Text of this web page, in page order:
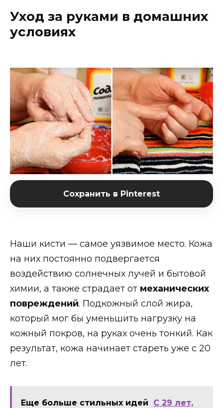
Уход за руками в домашних
условиях
Сохранить в Pinterest
Наши кисти — самое уязвимое место. Кожа
на них постоянно подвергается
воздействию солнечных лучей и бытовой
химии, а также страдает от механических
повреждений. Подкожный слой жира,
который мог бы уменьшить нагрузку на
кожный покров, на руках очень тонкий. Как
результат, кожа начинает стареть уже с 20
лет.
Еще больше стильных идей
С 29 лет,